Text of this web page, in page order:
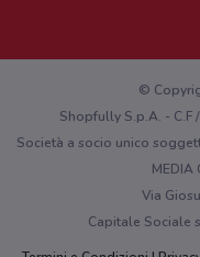
Hai un malfunzionamento sul
©
Shopfully S.p.A. - C.F
Società a socio unico
Via
Capitale Sociale